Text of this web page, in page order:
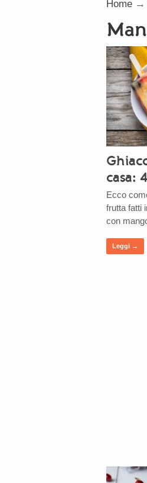
Home→
casa:
Ecco
frutta fatti
con
Leggi →